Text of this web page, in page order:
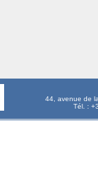
44, avenue de
Tél. :